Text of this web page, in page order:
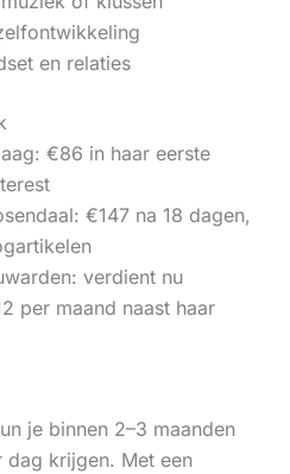
en relaties
€86 in haar eerste
€147 na 18 dagen,
verdient nu
per maand naast haar
je binnen 2–3 maanden
dag krijgen. Met een